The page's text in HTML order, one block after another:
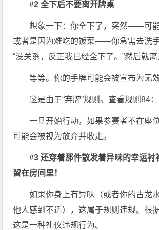
#2 全下后不要离开牌桌
想象一下：你全下了，突然——可能
或者是因为难吃的饭菜——你急需去洗手
“没关系，反正我已经全下了。”然后就离
等等。你的手牌可能会被宣布为无效
这是由于“弃牌”规则。查看规则84：
一旦开始行动，如果参赛者不在座
可能会被视为放弃并收走。
#3 还穿着那件散发着异味的幸运衬
留在房间里！
如果你身上有异味（或者你的古龙
他人感到不适），这属于规则违规。根
这是一种礼仪违规行为。